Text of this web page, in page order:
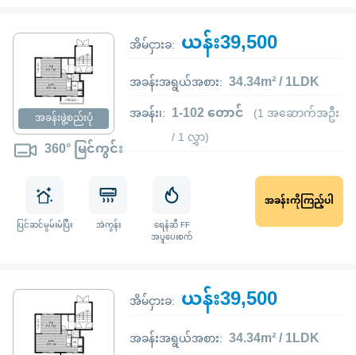
အခန်းဖွဲ့စည်းပုံ
360° မြင်ကွင်း
အိမ်ငှားခ: ယန်း39,500
အခန်းအရွယ်အစား: 34.34m² / 1LDK
အခန်း၊: 1-102 တောင် (1 အဆောက်အဦး
/ 1 လွှာ)
ပြင်ဆင်မွမ်းမံပြီး အဲကွန်း ရေနံဆီ FF
အပူပေးစက်
အခန်းကိုကြည့်ပါ
အိမ်ငှားခ: ယန်း39,500
အခန်းအရွယ်အစား: 34.34m² / 1LDK